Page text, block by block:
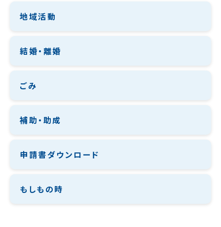
地域活動
結婚・離婚
ごみ
補助・助成
申請書ダウンロード
もしもの時